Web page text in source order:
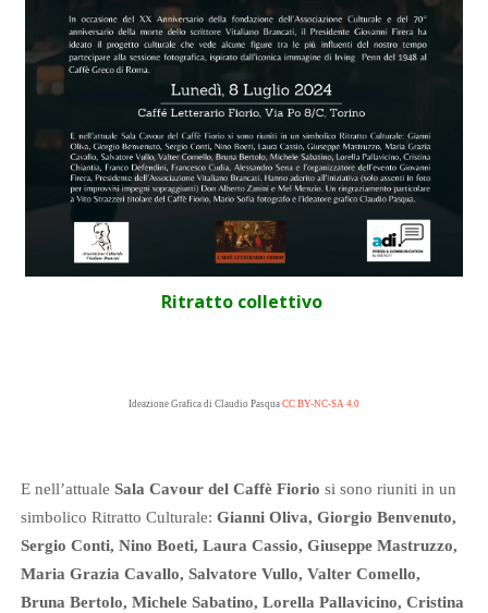
Ritratto collettivo
Ideazione Grafica di Claudio Pasqua CC BY-NC-SA 4.0
E nell’attuale Sala Cavour del Caffè Fiorio si sono riuniti in un
simbolico Ritratto Culturale: Gianni Oliva, Giorgio Benvenuto,
Sergio Conti, Nino Boeti, Laura Cassio, Giuseppe Mastruzzo,
Maria Grazia Cavallo, Salvatore Vullo, Valter Comello,
Bruna Bertolo, Michele Sabatino, Lorella Pallavicino, Cristina